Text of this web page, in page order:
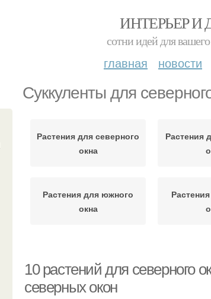
ИНТЕРЬЕР И
сотни идей для
главная новости
Суккуленты для
Растения для северного
окна
Растения
Растения для южного
окна
10 растений для северного
северных окон